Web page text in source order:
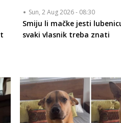
Sun, 2 Aug 2026 - 08:30
Smiju li mačke jesti
svaki vlasnik treba znati